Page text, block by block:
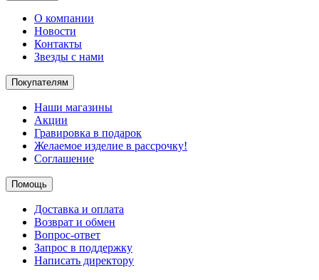
О компании
Новости
Контакты
Звезды с нами
Покупателям
Наши магазины
Акции
Гравировка в подарок
Желаемое изделие в рассрочку!
Соглашение
Помощь
Доставка и оплата
Возврат и обмен
Вопрос-ответ
Запрос в поддержку
Написать директору